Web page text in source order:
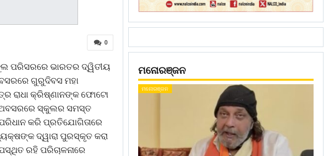
0
ପରିସରରେ ଭାରତର ଦ୍ୱିତୀୟ
ଗୁରୁଦିବସ ମହା
ରାଧା କ୍ରିଷ୍ଣାନଙ୍କ ଫୋଟୋ
ଅବସରରେ ସ୍କୁଲର ସମସ୍ତ
କରି ପ୍ରତିଯୋଗିତାରେ
ଦ୍ୱାରା ପୁରସ୍କୃତ କରା
ରହି ପରିଚାଳନାରେ
ମନୋରଞ୍ଜନ
ମନୋରଞ୍ଜନ